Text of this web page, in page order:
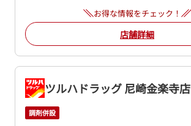
お得な情報をチェック！
店舗詳細
ツルハドラッグ 尼崎金楽寺店
調剤併設